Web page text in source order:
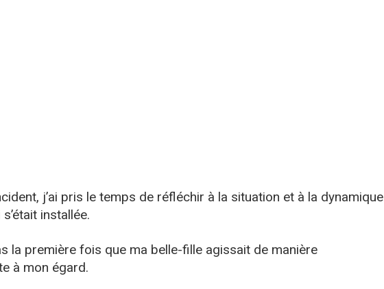
j’ai pris le temps de réfléchir à la situation et à la dynamique
installée.
la première fois que ma belle-fille agissait de manière
à mon égard.